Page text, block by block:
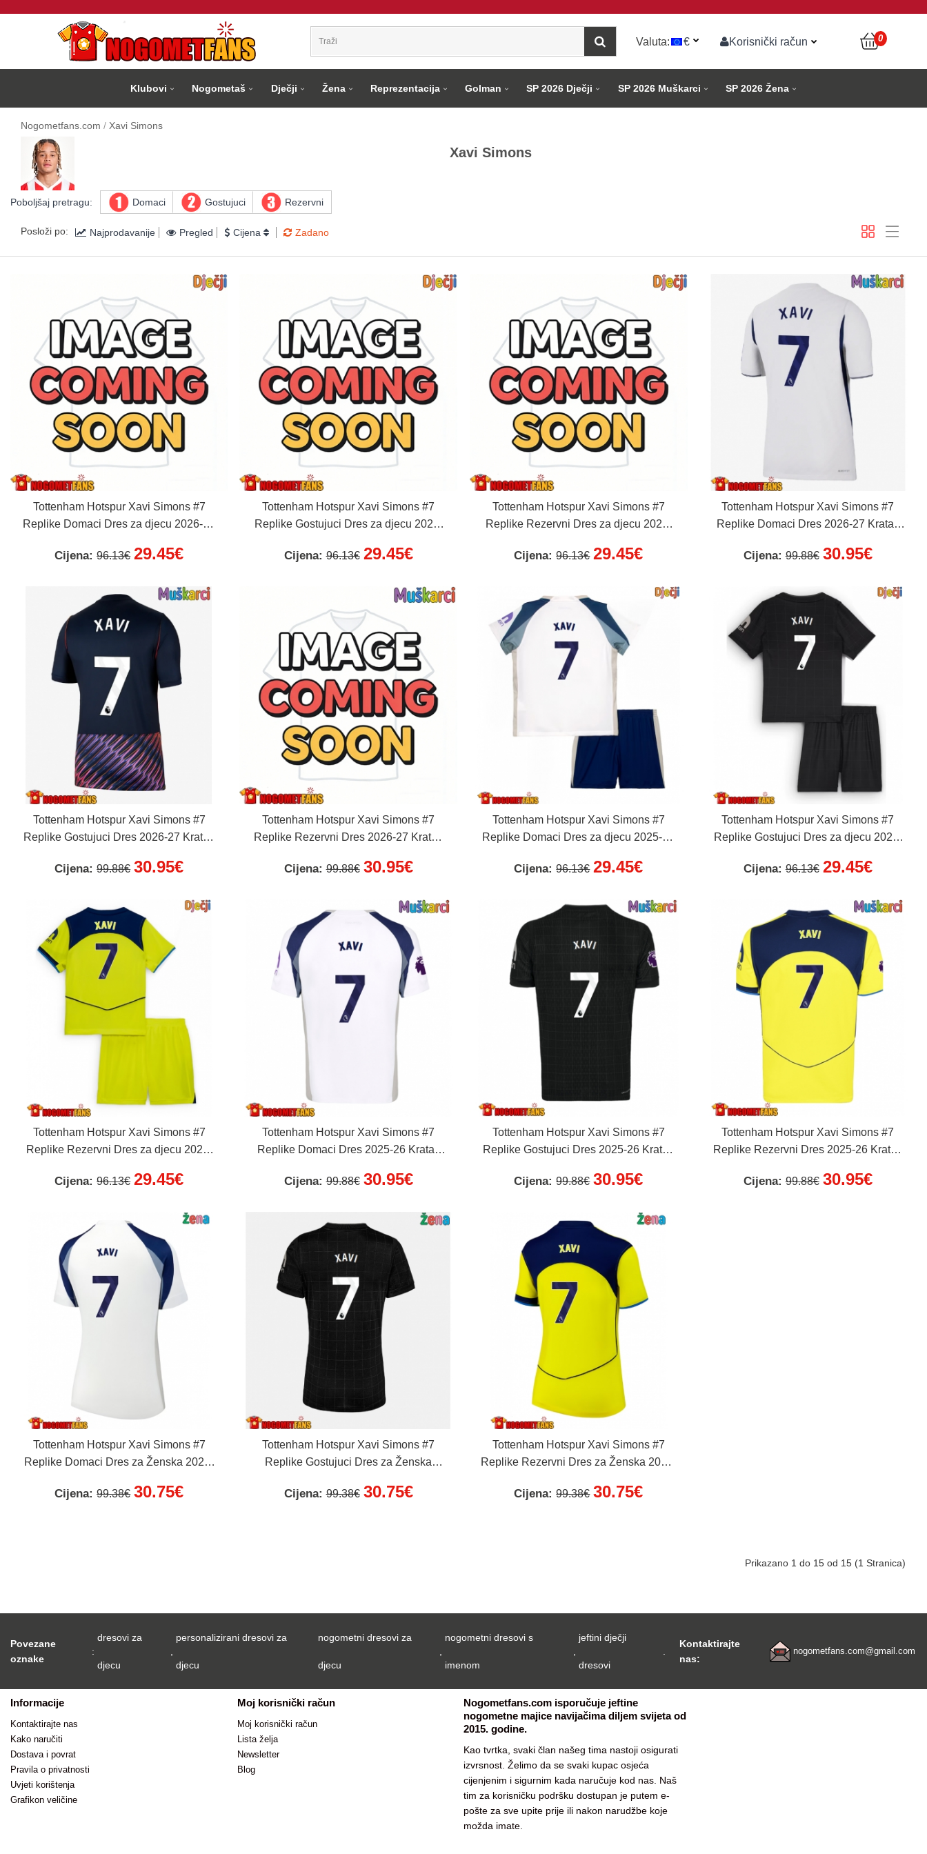
Valuta: € Korisnički račun 0
Klubovi Nogometaš Dječji Žena Reprezentacija Golman SP 2026 Dječji SP 2026 Muškarci SP 2026 Žena
Nogometfans.com Xavi Simons
Xavi Simons
Poboljšaj pretragu: Domaci Gostujuci Rezervni
Posloži po: Najprodavanije Pregled Cijena Zadano
Tottenham Hotspur Xavi Simons #7
Replike Domaci Dres za djecu 2026-27
Cijena:96.13€ 29.45€
Tottenham Hotspur Xavi Simons #7
Replike Gostujuci Dres za djecu 2026-
Cijena:96.13€ 29.45€
Tottenham Hotspur Xavi Simons #7
Replike Rezervni Dres za djecu 2026-
Cijena:96.13€ 29.45€
Tottenham Hotspur Xavi Simons #7
Replike Domaci Dres 2026-27 Kratak
Cijena:99.88€ 30.95€
Tottenham Hotspur Xavi Simons #7
Replike Gostujuci Dres 2026-27 Kratak
Cijena:99.88€ 30.95€
Tottenham Hotspur Xavi Simons #7
Replike Rezervni Dres 2026-27 Kratak
Cijena:99.88€ 30.95€
Tottenham Hotspur Xavi Simons #7
Replike Domaci Dres za djecu 2025-26
Cijena:96.13€ 29.45€
Tottenham Hotspur Xavi Simons #7
Replike Gostujuci Dres za djecu 2025-
Cijena:96.13€ 29.45€
Tottenham Hotspur Xavi Simons #7
Replike Rezervni Dres za djecu 2025-
Cijena:96.13€ 29.45€
Tottenham Hotspur Xavi Simons #7
Replike Domaci Dres 2025-26 Kratak
Cijena:99.88€ 30.95€
Tottenham Hotspur Xavi Simons #7
Replike Gostujuci Dres 2025-26 Kratak
Cijena:99.88€ 30.95€
Tottenham Hotspur Xavi Simons #7
Replike Rezervni Dres 2025-26 Kratak
Cijena:99.88€ 30.95€
Tottenham Hotspur Xavi Simons #7
Replike Domaci Dres za Ženska 2025-
Cijena:99.38€ 30.75€
Tottenham Hotspur Xavi Simons #7
Replike Gostujuci Dres za Ženska
Cijena:99.38€ 30.75€
Tottenham Hotspur Xavi Simons #7
Replike Rezervni Dres za Ženska 2025-
Cijena:99.38€ 30.75€
Prikazano 1 do 15 od 15 (1 Stranica)
Povezane
oznake
:
dresovi za
djecu
,
personalizirani dresovi za
djecu
nogometni dresovi za
djecu
,
nogometni dresovi s
imenom
,
jeftini dječji
dresovi
.
Kontaktirajte
nas:
nogometfans.com@gmail.com
Informacije
Kontaktirajte nas
Kako naručiti
Dostava i povrat
Pravila o privatnosti
Uvjeti korištenja
Grafikon veličine
Moj korisnički račun
Moj korisnički račun
Lista želja
Newsletter
Blog
Nogometfans.com isporučuje jeftine
nogometne majice navijačima diljem svijeta od
2015. godine.
Kao tvrtka, svaki član našeg tima nastoji osigurati
izvrsnost. Želimo da se svaki kupac osjeća
cijenjenim i sigurnim kada naručuje kod nas. Naš
tim za korisničku podršku dostupan je putem e-
pošte za sve upite prije ili nakon narudžbe koje
možda imate.